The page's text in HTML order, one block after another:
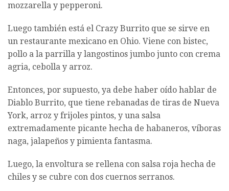
mozzarella y pepperoni.
Luego también está el Crazy Burrito que se sirve en
un restaurante mexicano en Ohio. Viene con bistec,
pollo a la parrilla y langostinos jumbo junto con crema
agria, cebolla y arroz.
Entonces, por supuesto, ya debe haber oído hablar de
Diablo Burrito, que tiene rebanadas de tiras de Nueva
York, arroz y frijoles pintos, y una salsa
extremadamente picante hecha de habaneros, víboras
naga, jalapeños y pimienta fantasma.
Luego, la envoltura se rellena con salsa roja hecha de
chiles y se cubre con dos cuernos serranos.